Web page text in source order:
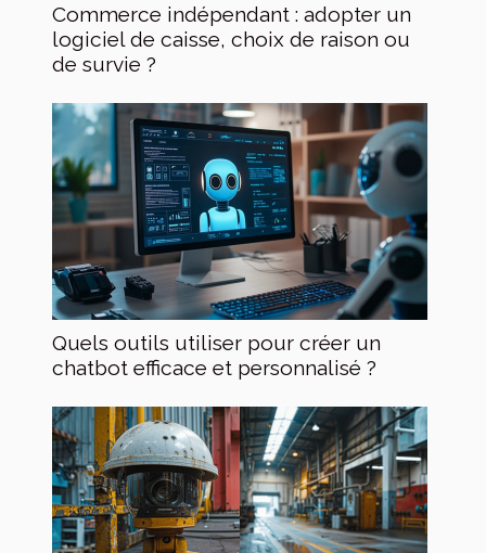
Commerce indépendant : adopter un
logiciel de caisse, choix de raison ou
de survie ?
Quels outils utiliser pour créer un
chatbot efficace et personnalisé ?